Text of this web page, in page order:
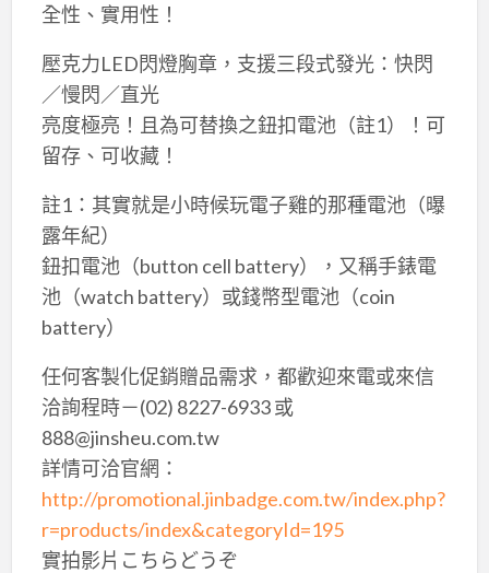
全性、實用性！
壓克力LED閃燈胸章，支援三段式發光：快閃
／慢閃／直光
亮度極亮！且為可替換之鈕扣電池（註1）！可
留存、可收藏！
註1：其實就是小時候玩電子雞的那種電池（曝
露年紀）
鈕扣電池（button cell battery），又稱手錶電
池（watch battery）或錢幣型電池（coin
battery）
任何客製化促銷贈品需求，都歡迎來電或來信
洽詢程時－(02) 8227-6933 或
888@jinsheu.com.tw
詳情可洽官網：
http://promotional.jinbadge.com.tw/index.php?
r=products/index&categoryId=195
實拍影片こちらどうぞ